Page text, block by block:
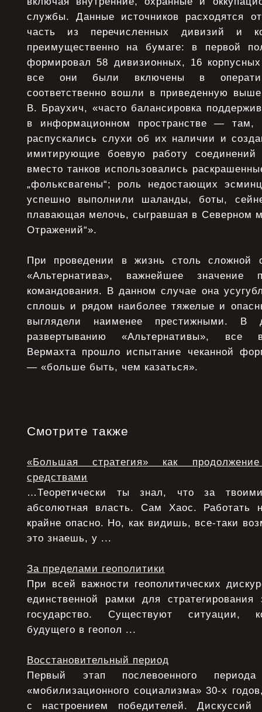
службы. Данные источников расходятся
часть из перечисленных дивизий и
преимущественно на бумаге: в первой
формировал 58 дивизионных, 16
все они были включены в
соответственно вошли в приведенную
В. Браухич, «часто балансировка
в информационном пространстве — там,
распускались слухи об их наличии и
имитирующие боевую работу соединений
вместо танков использовались
„фольксвагены“; роль недостающих
успешно выполнили шаланды, боты,
плавающая мелочь, сыгравшая в Северном
Отражений“».
При проведении в жизнь столь сложной
«Альтернатива», важнейшее значение
командования. В данном случае она
сплошь и рядом наиболее тяжелые и
выглядели наименее престижными. В
развертыванию «Альтернативы», все
Вермахта прошло испытание чеканной
— «больше быть, чем казаться».
Смотрите также
«Большая стратегия» как
средствами
…Теоретически ты знал, что за
абсолютная власть. Сам Хаос. Работать
крайне опасно. Но, как видишь, все-таки
это знаешь, у ...
За пределами геополитики
При всей важности геополитических
единственной рамки для
государство. Существуют ситуации,
будущего в геопол ...
Восстановительный период
Первый этап послевоенного
«мобилизационного социализма» 30-х
с настроением победителей.